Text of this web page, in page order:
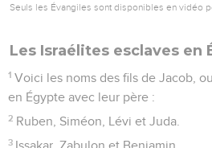
Seuls les Évangiles sont disponibles en vidéo
Les Israélites esclaves en
1 Voici les noms des fils de Jacob,
en Égypte avec leur père :
2 Ruben, Siméon, Lévi et Juda.
3 Issakar, Zabulon et Benjamin,